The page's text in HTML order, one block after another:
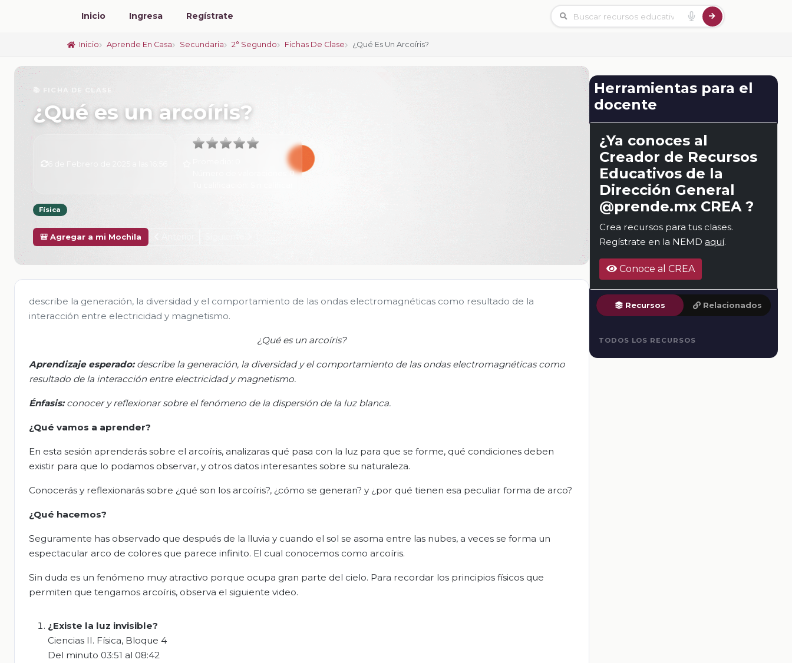
Inicio Ingresa Regístrate
Inicio Aprende En Casa Secundaria 2° Segundo Fichas De Clase ¿Qué Es Un Arcoíris?
📚 FICHA DE CLASE
¿Qué es un arcoíris?
0
Física
🎒 Agregar a mi Mochila
describe la generación, la diversidad y el comportamiento de las ondas electromagnéticas como resultado de la
interacción entre electricidad y magnetismo.
¿Qué es un arcoíris?
Aprendizaje esperado:describe la generación, la diversidad y el comportamiento de las ondas electromagnéticas como
resultado de la interacción entre electricidad y magnetismo.
Énfasis:conocer y reflexionar sobre el fenómeno de la dispersión de la luz blanca.
¿Qué vamos a aprender?
En esta sesión aprenderás sobre el arcoíris, analizaras qué pasa con la luz para que se forme, qué condiciones deben
existir para que lo podamos observar, y otros datos interesantes sobre su naturaleza.
Conocerás y reflexionarás sobre ¿qué son los arcoíris?, ¿cómo se generan? y ¿por qué tienen esa peculiar forma de arco?
¿Qué hacemos?
Seguramente has observado que después de la lluvia y cuando el sol se asoma entre las nubes, a veces se forma un
espectacular arco de colores que parece infinito. El cual conocemos como arcoíris.
Sin duda es un fenómeno muy atractivo porque ocupa gran parte del cielo. Para recordar los principios físicos que
permiten que tengamos arcoíris, observa el siguiente video.
¿Existe la luz invisible?
Ciencias II. Física, Bloque 4
Del minuto 03:51 al 08:42
Herramientas para el
docente
¿Ya conoces al
Creador de Recursos
Educativos de la
Dirección General
@prende.mx CREA ?
Crea recursos para tus clases.
Regístrate en la NEMD aquí.
Conoce al CREA
Recursos Relacionados
TODOS LOS RECURSOS